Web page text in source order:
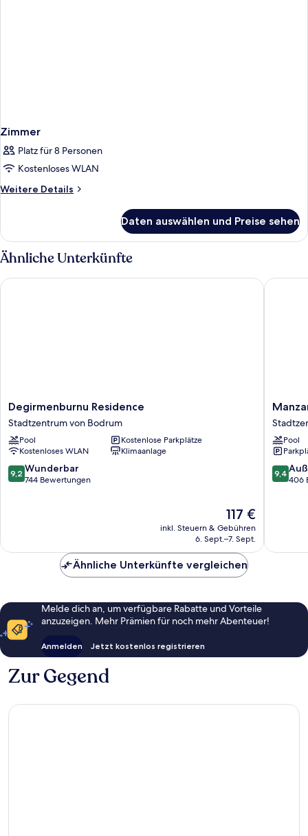
Zimmer
Platz für 8 Personen
Kostenloses WLAN
Weitere Details
Weitere
Daten auswählen und Preise sehen
Ähnliche Unterkünfte
Degirmenburnu
Residence
Stadtzentrum
von
Bodrum
Degirmenburnu Residence
Stadtzentrum von Bodrum
Pool
Kostenlose Parkplätze
Kostenloses WLAN
Klimaanlage
9.2
von
9,2 Wunderbar
744 Bewertungen
Der
Preis
beträgt
117 €
inkl. Steuern & Gebühren
6. Sept.–7. Sept.
Degirmenburnu Residence
Manzara
Hotel
von
Bodrum
Pool
9.4
von
9,4
406
Ähnliche Unterkünfte vergleichen
Melde dich an, um verfügbare Rabatte und Vorteile
anzuzeigen. Mehr Prämien für noch mehr Abenteuer!
Anmelden Jetzt kostenlos registrieren
Zur Gegend